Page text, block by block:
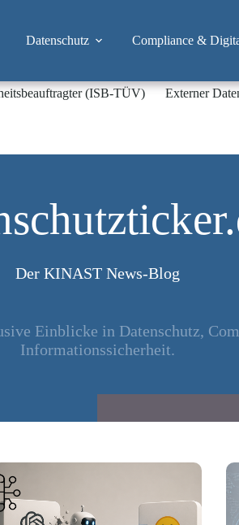
Datenschutz Compliance &
(ISB-TÜV) Externer
Der KINAST News-Blog
Einblicke in Datenschutz,
Informationssicherheit.